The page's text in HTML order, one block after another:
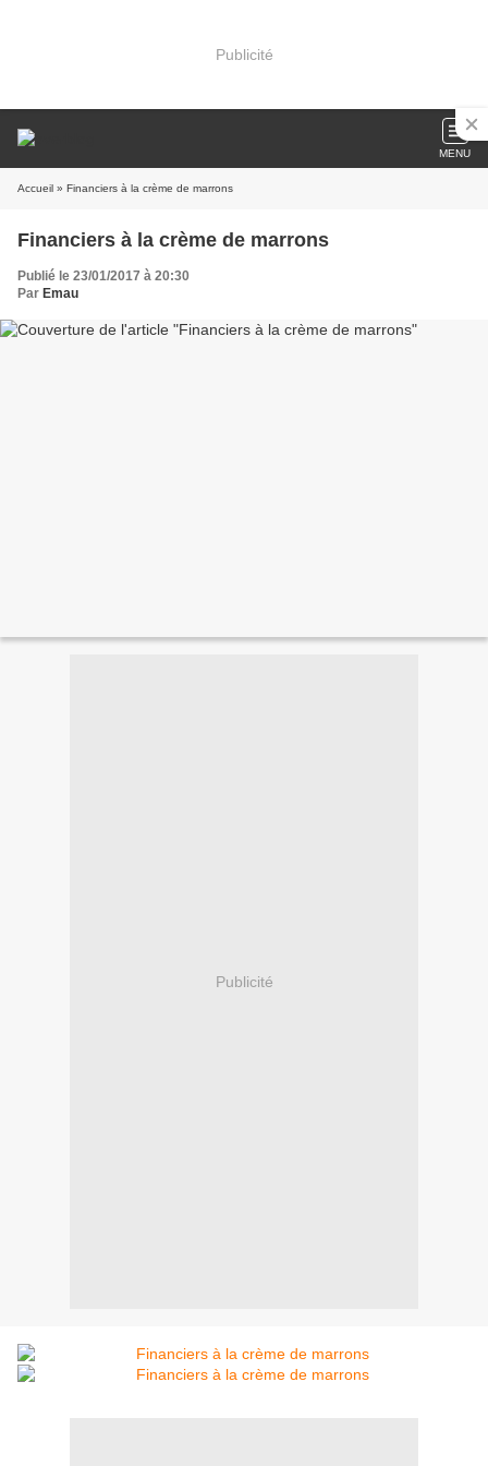
Publicité
MENU
Accueil » Financiers à la crème de marrons
Financiers à la crème de marrons
Publié le 23/01/2017 à 20:30
Par Emau
Publicité